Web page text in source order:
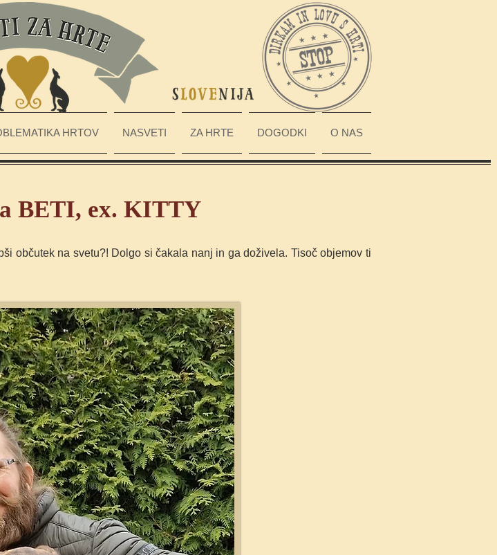
HRTOV NASVETI ZA HRTE DOGODKI O NAS
BETI, ex. KITTY
občutek na svetu?! Dolgo si čakala nanj in ga doživela. Tisoč objemov ti